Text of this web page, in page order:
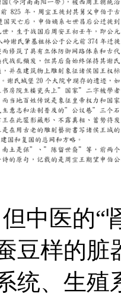
中医的“
豆样的
统、生殖